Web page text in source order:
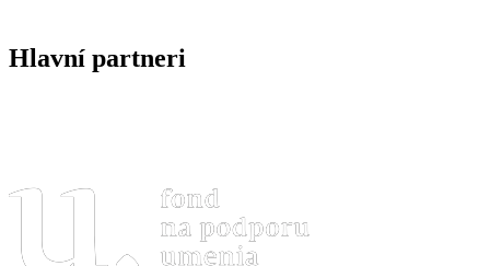
Hlavní partneri